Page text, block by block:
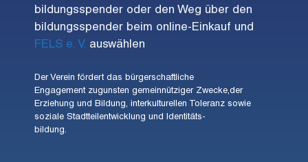
bildungsspender oder den Weg über den
bildungsspender beim online-Einkauf und
FELS e. V. auswählen
Der Verein fördert das bürgerschaftliche
Engagement zugunsten gemeinnütziger Zwecke,der
Erziehung und Bildung, interkulturellen Toleranz sowie
soziale Stadtteilentwicklung und Identitäts-
bildung.